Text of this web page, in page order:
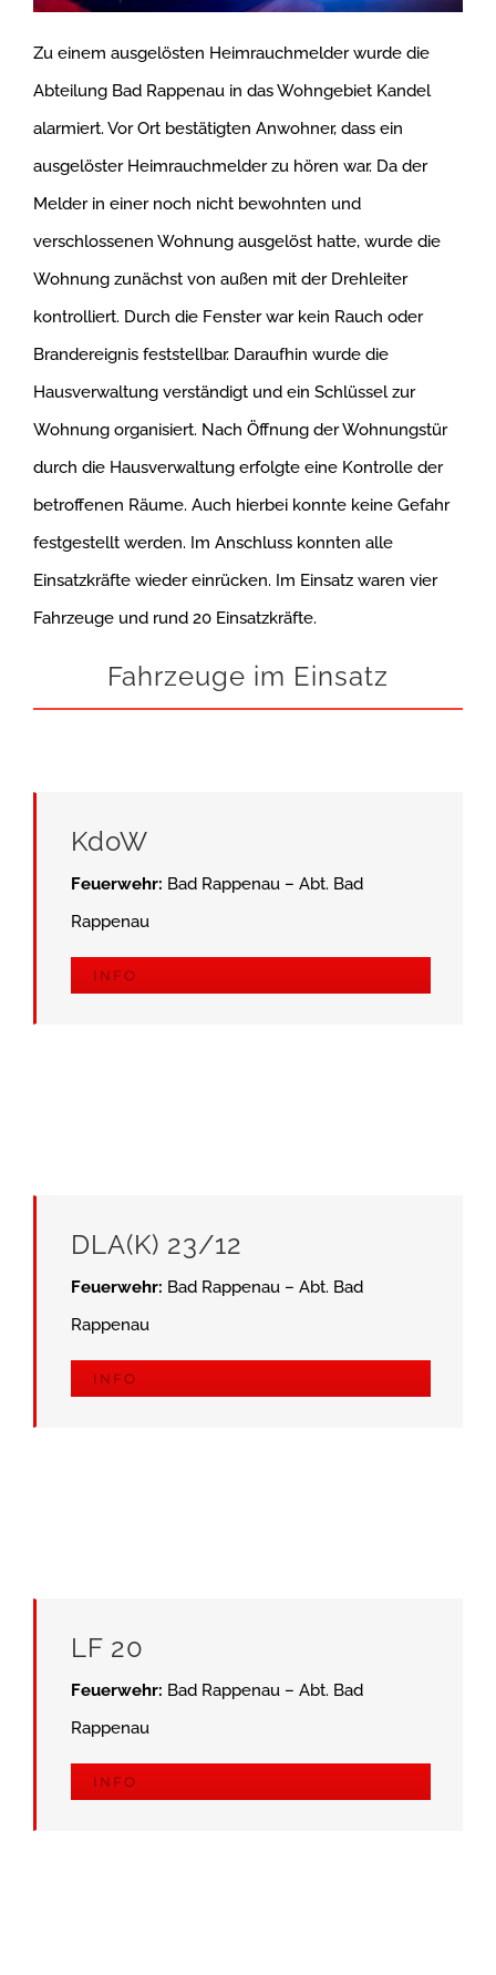
Zu einem ausgelösten Heimrauchmelder wurde die
Abteilung Bad Rappenau in das Wohngebiet Kandel
alarmiert. Vor Ort bestätigten Anwohner, dass ein
ausgelöster Heimrauchmelder zu hören war. Da der
Melder in einer noch nicht bewohnten und
verschlossenen Wohnung ausgelöst hatte, wurde die
Wohnung zunächst von außen mit der Drehleiter
kontrolliert. Durch die Fenster war kein Rauch oder
Brandereignis feststellbar. Daraufhin wurde die
Hausverwaltung verständigt und ein Schlüssel zur
Wohnung organisiert. Nach Öffnung der Wohnungstür
durch die Hausverwaltung erfolgte eine Kontrolle der
betroffenen Räume. Auch hierbei konnte keine Gefahr
festgestellt werden. Im Anschluss konnten alle
Einsatzkräfte wieder einrücken. Im Einsatz waren vier
Fahrzeuge und rund 20 Einsatzkräfte.
Fahrzeuge im Einsatz
KdoW
Feuerwehr: Bad Rappenau – Abt. Bad
Rappenau
INFO
DLA(K) 23/12
Feuerwehr: Bad Rappenau – Abt. Bad
Rappenau
INFO
LF 20
Feuerwehr: Bad Rappenau – Abt. Bad
Rappenau
INFO